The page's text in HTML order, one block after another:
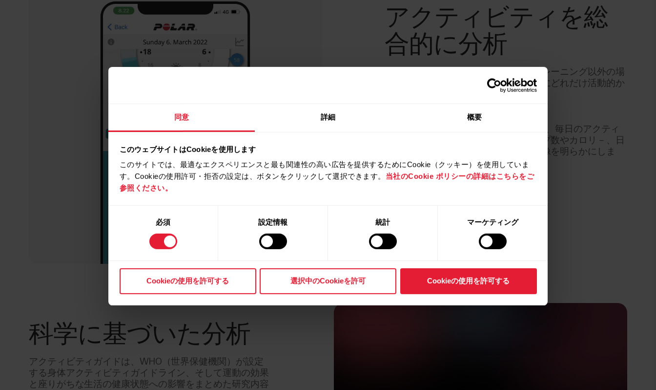
同意 詳細 概要
このウェブサイトはCookieを使用します
このサイトでは、最適なエクスペリエンスと最も関連性の高い広告を提供するためにCookie（クッキー）を使用していま
す。Cookieの使用許可・拒否の設定は、ボタンをクリックして選択できます。 当社のCookie ポリシーの詳細はこちらをご
参照ください。
必須 設定情報 統計 マーケティング
Cookieの使用を許可する 選択中のCookieを許可 Cookieの使用を許可する
アクティビティを総
合的に分析
アクティビティを記録することで、トレーニング以外の場
において、あなたの日常の生活が実際にどれだけ活動的か
を確認することができます。
Polar は日々のアクティビティを記録し、毎日のアクティ
ビティの全てを隈なく記録し、ステップ数やカロリ－、日
中の運動が意味する重要性などの全体像を明らかにしま
す。
科学に基づいた分析
アクティビティガイドは、WHO（世界保健機関）が設定
する身体アクティビティガイドライン、そして運動の効果
と座りがちな生活の健康状態への影響をまとめた研究内容